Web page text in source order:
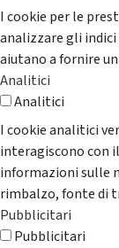
I cookie per le
analizzare gli
aiutano a fornire
Analitici
Analitici
I cookie analitici
interagiscono con
informazioni sulle
rimbalzo, fonte di
Pubblicitari
Pubblicitari